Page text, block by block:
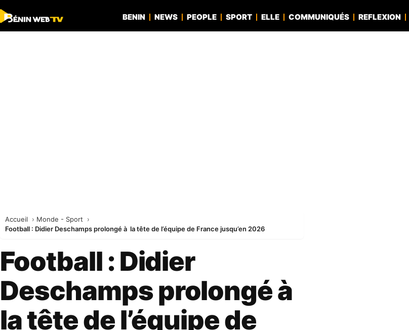
BENIN NEWS PEOPLE SPORT ELLE COMMUNIQUÉS REFLEXION
Accueil
Monde - Sport
Football : Didier Deschamps prolongé à la tête de l’équipe de France jusqu’en 2026
Football : Didier
Deschamps prolongé à
la tête de l’équipe de